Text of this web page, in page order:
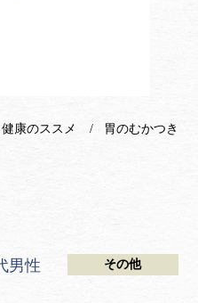
健康のススメ 胃のむかつき
男性 その他